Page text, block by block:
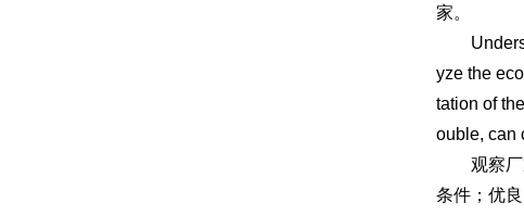
家。
yze the
tation of
ouble, can
观察厂
条件；优